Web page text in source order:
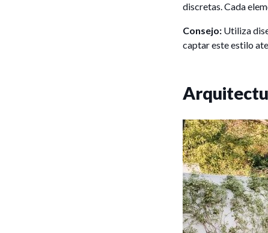
discretas. Cada
Consejo: Utiliza
captar este estilo